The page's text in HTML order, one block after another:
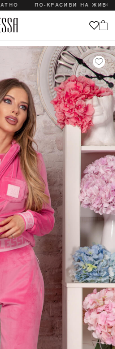
ПО-КРАСИВИ НА ЖИВО ...